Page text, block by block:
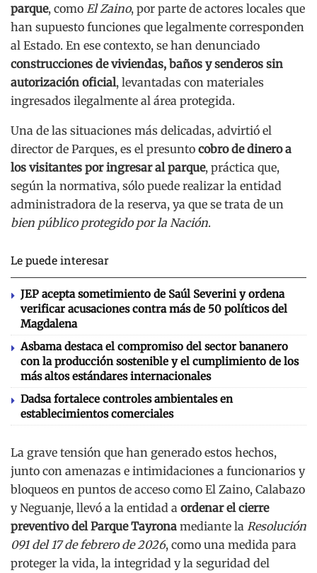
parque, como El Zaino, por parte de actores locales que
han supuesto funciones que legalmente corresponden
al Estado. En ese contexto, se han denunciado
construcciones de viviendas, baños y senderos sin
autorización oficial, levantadas con materiales
ingresados ilegalmente al área protegida.
Una de las situaciones más delicadas, advirtió el
director de Parques, es el presunto cobro de dinero a
los visitantes por ingresar al parque, práctica que,
según la normativa, sólo puede realizar la entidad
administradora de la reserva, ya que se trata de un
bien público protegido por la Nación.
Le puede interesar
JEP acepta sometimiento de Saúl Severini y ordena
verificar acusaciones contra más de 50 políticos del
Magdalena
Asbama destaca el compromiso del sector bananero
con la producción sostenible y el cumplimiento de los
más altos estándares internacionales
Dadsa fortalece controles ambientales en
establecimientos comerciales
La grave tensión que han generado estos hechos,
junto con amenazas e intimidaciones a funcionarios y
bloqueos en puntos de acceso como El Zaino, Calabazo
y Neguanje, llevó a la entidad a ordenar el cierre
preventivo del Parque Tayrona mediante la Resolución
091 del 17 de febrero de 2026, como una medida para
proteger la vida, la integridad y la seguridad del